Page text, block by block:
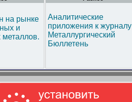
на рынке
и
металлов.
Аналитические
приложения к журналу
Металлургический
Бюллетень